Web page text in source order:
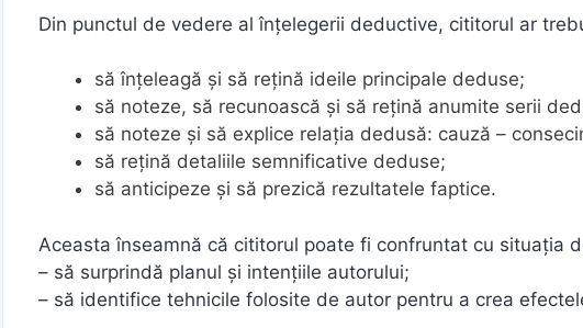
Din punctul de vedere al înțelegerii deductive, cititorul ar
să înțeleagă şi să reţină ideile principale deduse;
să noteze, să recunoască și să reţină anumite serii
să noteze şi să explice relația dedusă: cauză –
să rețină detaliile semnificative deduse;
să anticipeze şi să prezică rezultatele faptice.
Aceasta înseamnă că cititorul poate fi confruntat cu situația
– să surprindă planul şi intenţiile autorului;
– să identifice tehnicile folosite de autor pentru a crea